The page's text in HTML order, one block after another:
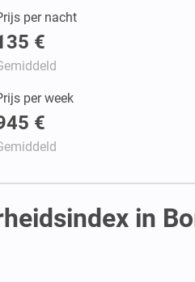
per nacht
€
per week
€
in